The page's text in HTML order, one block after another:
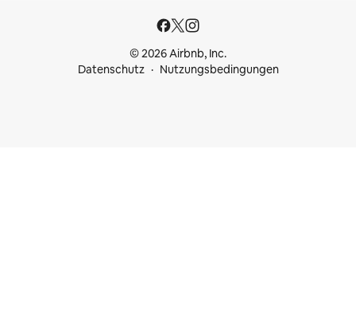
© 2026 Airbnb, Inc.
Datenschutz
Nutzungsbedingungen